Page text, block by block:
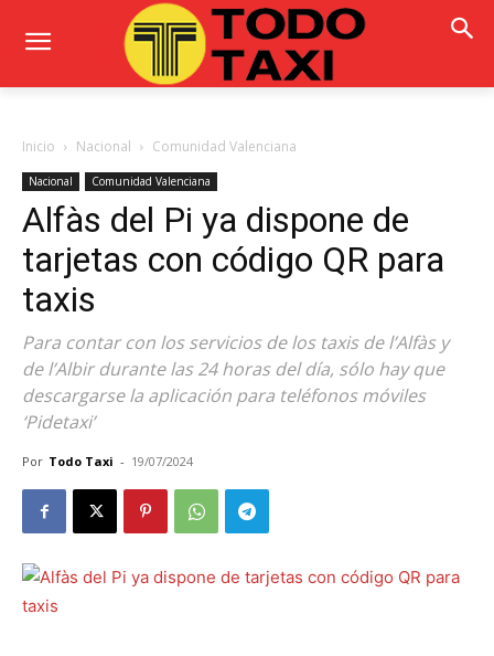
Inicio Nacional Comunidad Valenciana
Nacional Comunidad Valenciana
Alfàs del Pi ya dispone de
tarjetas con código QR para
taxis
Para contar con los servicios de los taxis de l’Alfàs y
de l’Albir durante las 24 horas del día, sólo hay que
descargarse la aplicación para teléfonos móviles
‘Pidetaxi’
Por Todo Taxi - 19/07/2024